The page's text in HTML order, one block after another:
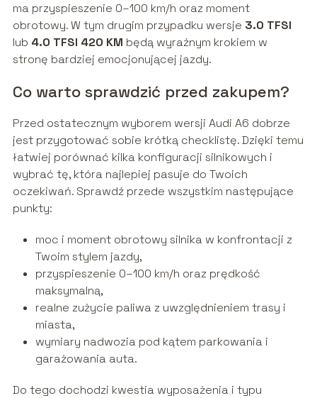
ma przyspieszenie 0–100 km/h oraz moment
obrotowy. W tym drugim przypadku wersje 3.0 TFSI
lub 4.0 TFSI 420 KM będą wyraźnym krokiem w
stronę bardziej emocjonującej jazdy.
Co warto sprawdzić przed zakupem?
Przed ostatecznym wyborem wersji Audi A6 dobrze
jest przygotować sobie krótką checklistę. Dzięki temu
łatwiej porównać kilka konfiguracji silnikowych i
wybrać tę, która najlepiej pasuje do Twoich
oczekiwań. Sprawdź przede wszystkim następujące
punkty:
moc i moment obrotowy silnika w konfrontacji z
Twoim stylem jazdy,
przyspieszenie 0–100 km/h oraz prędkość
maksymalną,
realne zużycie paliwa z uwzględnieniem trasy i
miasta,
wymiary nadwozia pod kątem parkowania i
garażowania auta.
Do tego dochodzi kwestia wyposażenia i typu